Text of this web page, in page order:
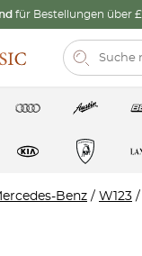
für Bestellungen über
Benz / W123 /